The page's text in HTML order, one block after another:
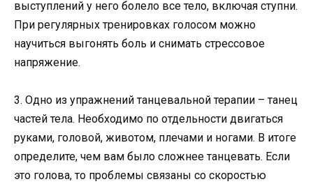
выступлений у него болело все тело, включая ступни.
При регулярных тренировках голосом можно
научиться выгонять боль и снимать стрессовое
напряжение.
3. Одно из упражнений танцевальной терапии – танец
частей тела. Необходимо по отдельности двигаться
руками, головой, животом, плечами и ногами. В итоге
определите, чем вам было сложнее танцевать. Если
это голова, то проблемы связаны со скоростью